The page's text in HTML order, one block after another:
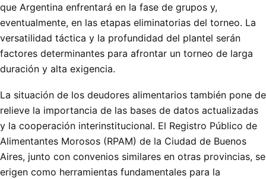
que Argentina enfrentará en la fase de grupos y,
eventualmente, en las etapas eliminatorias del torneo. La
versatilidad táctica y la profundidad del plantel serán
factores determinantes para afrontar un torneo de larga
duración y alta exigencia.
La situación de los deudores alimentarios también pone de
relieve la importancia de las bases de datos actualizadas
y la cooperación interinstitucional. El Registro Público de
Alimentantes Morosos (RPAM) de la Ciudad de Buenos
Aires, junto con convenios similares en otras provincias, se
erigen como herramientas fundamentales para la